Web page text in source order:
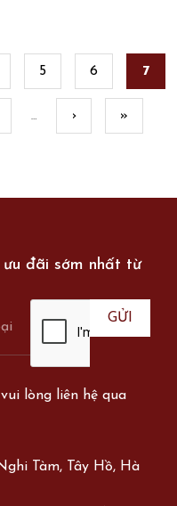
5 6 7
… › »
đãi sớm nhất từ
lòng liên hệ qua
Tàm, Tây Hồ, Hà